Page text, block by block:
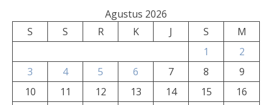
Agustus 2026
S
S R K J S
M
1
2
3
4 5 6 7 8
9
10
11 12 13 14 15
16